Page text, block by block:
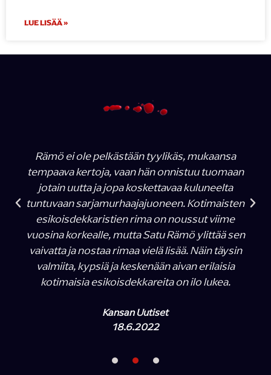
LUE LISÄÄ »
Rämö ei ole pelkästään tyylikäs, mukaansa
tempaava kertoja, vaan hän onnistuu tuomaan
jotain uutta ja jopa koskettavaa kuluneelta
tuntuvaan sarjamurhaajajuoneen. Kotimaisten
esikoisdekkaristien rima on noussut viime
vuosina korkealle, mutta Satu Rämö ylittää sen
vaivatta ja nostaa rimaa vielä lisää. Näin täysin
valmiita, kypsiä ja keskenään aivan erilaisia
kotimaisia esikoisdekkareita on ilo lukea.
Kansan Uutiset
18.6.2022